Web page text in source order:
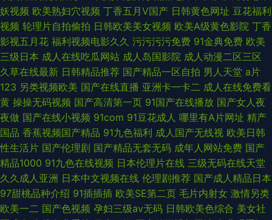
妖视频 欧美熟妇穴视频 丁香五月V国产 日韩黄色网址 豆花福利
视频 轮理片自拍偷拍 日韩欧美美女视频 欧美A级黄色影院 丁香
影视五月花 福利视频电影久久 污污污污免费 91金典免费 欧美
三级日本 成人在线吃瓜网站 成人岛国影院 成人动漫二区三区
久草在线最新 日韩精品推荐 国产精品一区自拍 男人天堂 a片
123 另类视频欧美 国产在线直播 亚洲卡一卡二 成人在线免费看
黄 操操无码视频 国产高清第一页 91国产在线播放 国产女人夜
夜做 国产在线小视频 91com 91豆花成人 哪里有A片网址 精产
国品 香蕉视频国产精品 91九色福利 成人国产无线视 欧美日韩
性生活片 国产伦理剧 国产精品无套无码 成年人网站免费 国产
精品1000 91九色在线视频 日本伦理片在线 三级无码在线天堂
久久成人亚洲 日本中文视频在线 伦理剧推荐 国产成人精品日本
97甜桃品种介绍 91插插插 欧美SE第二页 毛片内射女 激情另类
欧美一二 国产色视频 孕妇三级av无码 日韩欧美色综合 美女社